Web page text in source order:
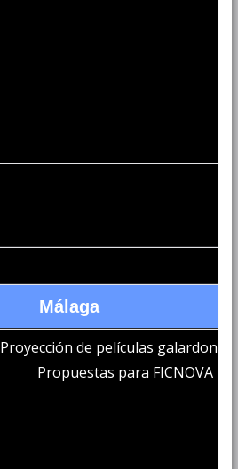
Málaga
Proyección de películas
Propuestas para FICNOVA